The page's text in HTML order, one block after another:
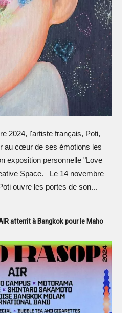
2024, l'artiste français, Poti,
au cœur de ses émotions les
exposition personnelle "Love
Space. Le 14 novembre
ouvre les portes de son...
atterrit à Bangkok pour le Maho